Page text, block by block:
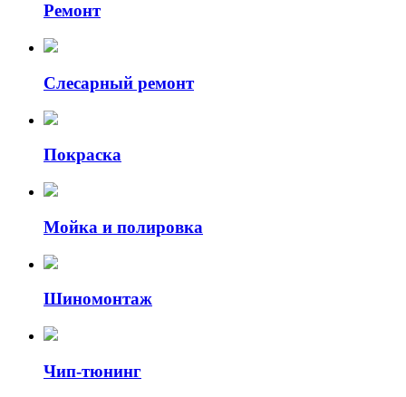
Ремонт
Слесарный ремонт
Покраска
Мойка и полировка
Шиномонтаж
Чип-тюнинг